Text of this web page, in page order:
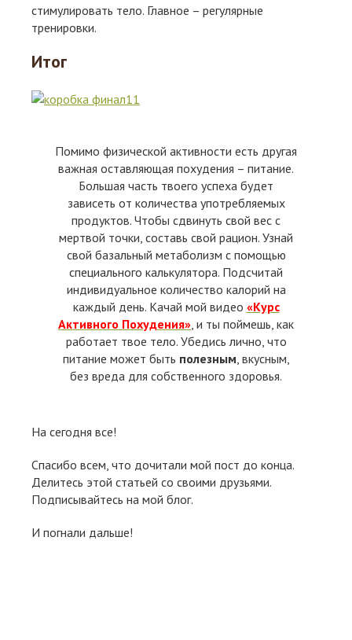
стимулировать тело. Главное – регулярные
тренировки.
Итог
Помимо физической активности есть другая
важная оставляющая похудения – питание.
Большая часть твоего успеха будет
зависеть от количества употребляемых
продуктов. Чтобы сдвинуть свой вес с
мертвой точки, составь свой рацион. Узнай
свой базальный метаболизм с помощью
специального калькулятора. Подсчитай
индивидуальное количество калорий на
каждый день. Качай мой видео «Курс
Активного Похудения» , и ты поймешь, как
работает твое тело. Убедись лично, что
питание может быть полезным , вкусным,
без вреда для собственного здоровья.
На сегодня все!
Спасибо всем, что дочитали мой пост до конца.
Делитесь этой статьей со своими друзьями.
Подписывайтесь на мой блог.
И погнали дальше!